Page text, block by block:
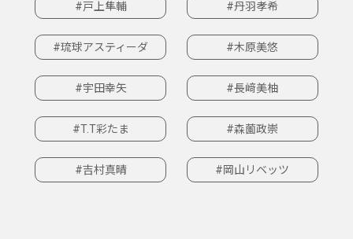
#戸上隼輔 #丹羽孝希
#琉球アスティーダ #木原美悠
#宇田幸矢 #長﨑美柚
#T.T彩たま #森薗政崇
#吉村真晴 #岡山リベッツ